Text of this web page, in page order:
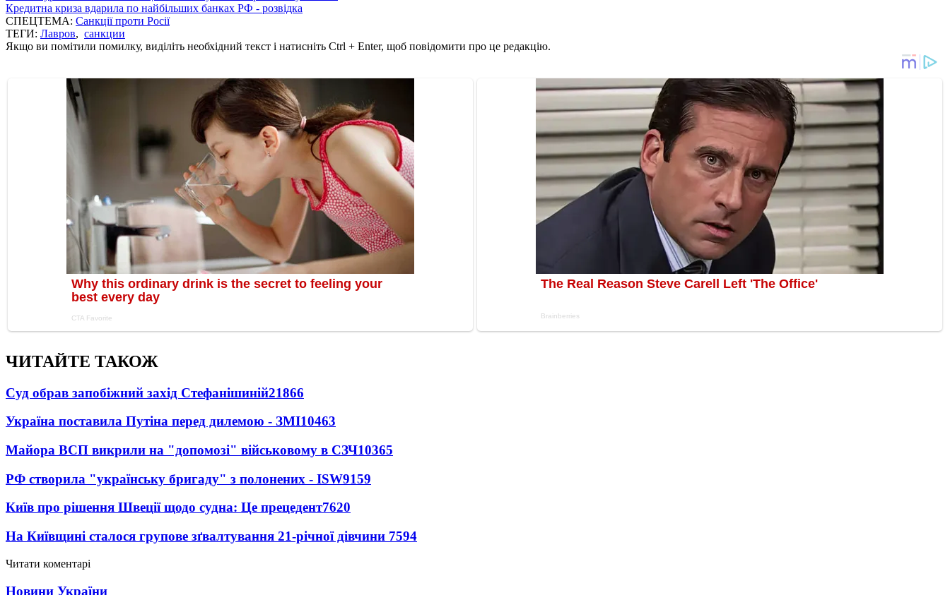
Кредитна криза вдарила по найбільших банках РФ - розвідка
СПЕЦТЕМА: Санкції проти Росії
ТЕГИ: Лавров, санкции
Якщо ви помітили помилку, виділіть необхідний текст і натисніть Ctrl + Enter, щоб повідомити про це редакцію.
ЧИТАЙТЕ ТАКОЖ
Суд обрав запобіжний захід Стефанішиній21866
Україна поставила Путіна перед дилемою - ЗМІ10463
Майора ВСП викрили на "допомозі" військовому в СЗЧ10365
РФ створила "українську бригаду" з полонених - ISW9159
Київ про рішення Швеції щодо судна: Це прецедент7620
На Київщині сталося групове зґвалтування 21-річної дівчини 7594
Читати коментарі
Новини України